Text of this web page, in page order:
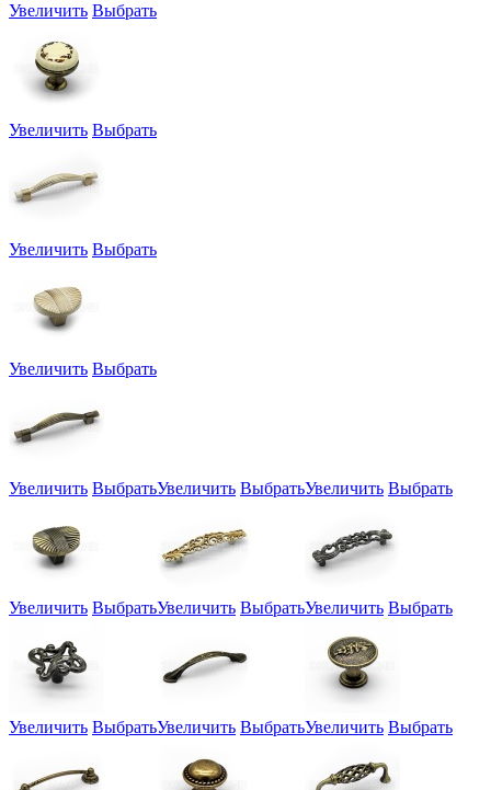
Увеличить Выбрать
Увеличить Выбрать
Увеличить Выбрать
Увеличить Выбрать
Увеличить ВыбратьУвеличить ВыбратьУвеличить Выбрать
Увеличить ВыбратьУвеличить ВыбратьУвеличить Выбрать
Увеличить ВыбратьУвеличить ВыбратьУвеличить Выбрать